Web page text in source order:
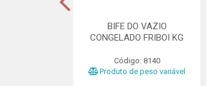
BIFE DO VAZIO
CONGELADO FRIBOI KG
Código: 8140
Produto de peso variável